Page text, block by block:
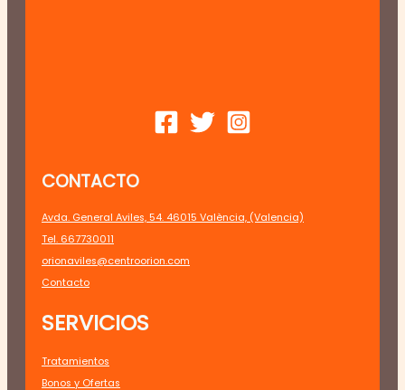
CONTACTO
Avda. General Aviles, 54. 46015 València, (Valencia)
Tel. 667730011
orionaviles@centroorion.com
Contacto
SERVICIOS
Tratamientos
Bonos y Ofertas